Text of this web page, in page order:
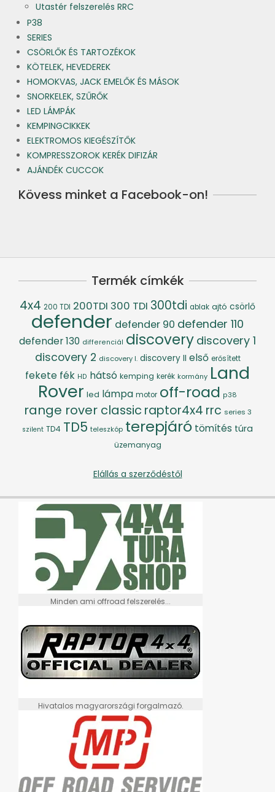
Utastér felszerelés RRC
P38
SERIES
CSÖRLŐK ÉS TARTOZÉKOK
KÖTELEK, HEVEDEREK
HOMOKVAS, JACK EMELŐK ÉS MÁSOK
SNORKELEK, SZŰRŐK
LED LÁMPÁK
KEMPINGCIKKEK
ELEKTROMOS KIEGÉSZÍTŐK
KOMPRESSZOROK KERÉK DIFIZÁR
AJÁNDÉK CUCCOK
Kövess minket a Facebook-on!
Termék címkék
4x4 200 TDI 200TDI 300 TDI 300tdi ablak ajtó csörlő
defender defender 90 defender 110
defender 130 differenciál discovery discovery 1
discovery 2 discovery I. discovery II első erősített
fekete fék HD hátsó kemping kerék kormány Land
Rover led lámpa motor off-road p38
range rover classic raptor4x4 rrc series 3
szilent TD4 TD5 teleszkóp terepjáró tömítés túra
üzemanyag
Elállás a szerződéstől
Minden ami offroad felszerelés...
Hivatalos magyarországi forgalmazó.